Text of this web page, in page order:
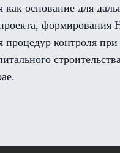
как основание для
процедур контроля при